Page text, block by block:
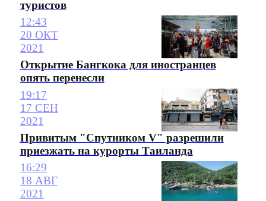
туристов
12:43
20 ОКТ
2021
Открытие Бангкока для иностранцев
опять перенесли
19:17
17 СЕН
2021
Привитым "Спутником V" разрешили
приезжать на курорты Таиланда
16:29
18 АВГ
2021